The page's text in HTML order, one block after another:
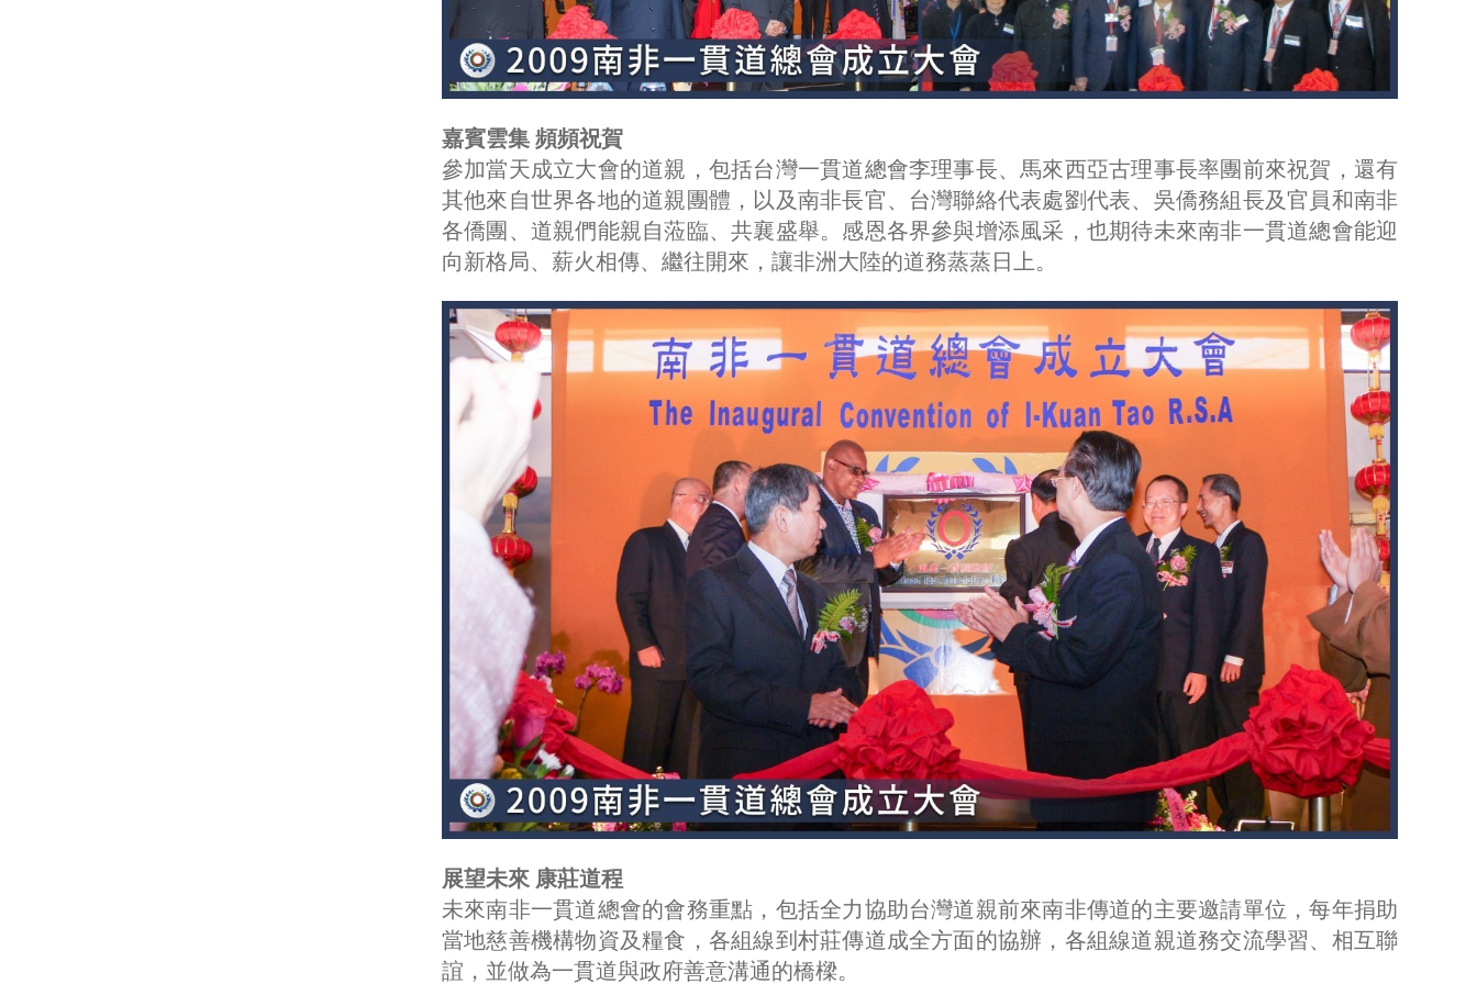
嘉賓雲集 頻頻祝賀
參加當天成立大會的道親，包括台灣一貫道總會李理事長、馬來西亞古理事長率團前來祝賀，還有
其他來自世界各地的道親團體，以及南非長官、台灣聯絡代表處劉代表、吳僑務組長及官員和南非
各僑團、道親們能親自蒞臨、共襄盛舉。感恩各界參與增添風采，也期待未來南非一貫道總會能迎
向新格局、薪火相傳、繼往開來，讓非洲大陸的道務蒸蒸日上。
展望未來 康莊道程
未來南非一貫道總會的會務重點，包括全力協助台灣道親前來南非傳道的主要邀請單位，每年捐助
當地慈善機構物資及糧食，各組線到村莊傳道成全方面的協辦，各組線道親道務交流學習、相互聯
誼，並做為一貫道與政府善意溝通的橋樑。